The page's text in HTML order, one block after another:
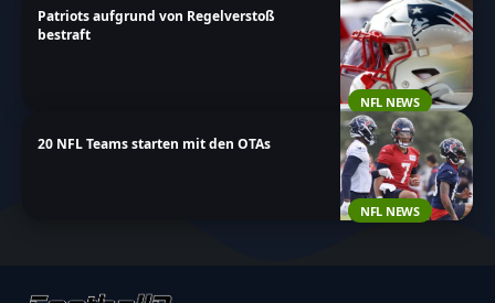
NFL NEWS
Patriots aufgrund von Regelverstoß
bestraft
NFL NEWS
20 NFL Teams starten mit den OTAs